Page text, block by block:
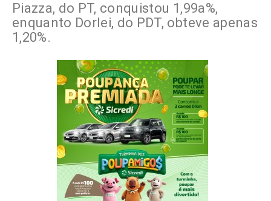
Piazza, do PT, conquistou 1,99a%,
enquanto Dorlei, do PDT, obteve apenas
1,20%.